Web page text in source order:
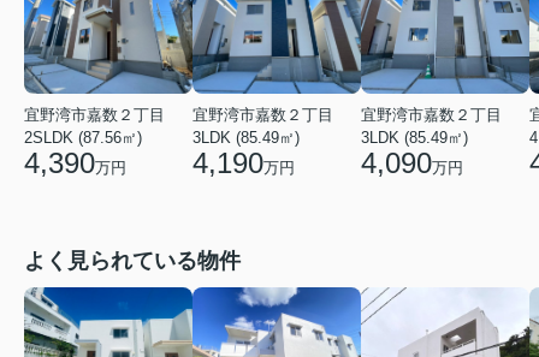
宜野湾市嘉数２丁目
2SLDK (87.56㎡)
4,390万円
宜野湾市嘉数２丁目
3LDK (85.49㎡)
4,190万円
宜野湾市嘉数２丁目
3LDK (85.49㎡)
4,090万円
よく見られている物件